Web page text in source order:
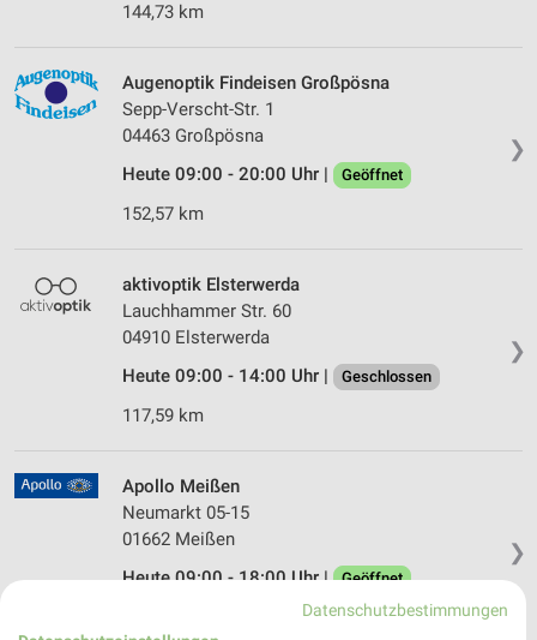
144,73 km
❯
Augenoptik Findeisen Großpösna
Sepp-Verscht-Str. 1
04463 Großpösna
Heute 09:00 - 20:00 Uhr |
Geöffnet
152,57 km
❯
aktivoptik Elsterwerda
Lauchhammer Str. 60
04910 Elsterwerda
Heute 09:00 - 14:00 Uhr |
Geschlossen
117,59 km
❯
Apollo Meißen
Neumarkt 05-15
01662 Meißen
Heute 09:00 - 18:00 Uhr | Geöffnet
Datenschutzbestimmungen